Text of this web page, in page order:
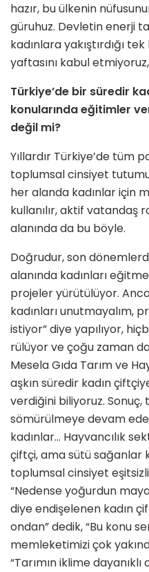
ha­zır, bu ülkenin
güruhuz. Devletin ener­ji
kadınlara yakıştırdığı
yaftasını kabul
Türkiye’de bir süredir
konularında eği­timler
değil mi?
Yıllardır Türkiye’de tüm
toplumsal cinsiyet
her alanda kadınlar için
kullanılır, aktif va­tandaş
alanında da bu böyle.
Doğrudur, son
alanında kadınları
projeler yürütülüyor.
kadın­ları unutmayalım,
istiyor” diye yapılı­yor,
rülüyor ve çoğu zaman
Mesela Gıda Tarım ve
aşkın süredir kadın
verdiği­ni biliyoruz. Sonuç,
sömürülmeye devam
kadınlar… Hayvancı­lık
çiftçi, ama sütü sağanlar
toplumsal cin­siyet
“Nedense yoğurdun
diye endişelenen kadın
ondan” dedik, “Bu konu
memleketimizi çok
“Tarımın iklime